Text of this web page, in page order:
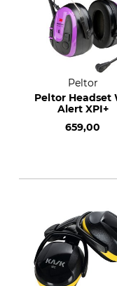
Peltor
Peltor Headset
Alert XPI+
659,00